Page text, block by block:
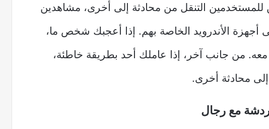
التنقل من محادثة إلى أخرى، مشاهدين
أجهزة الأندرويد الخاصة بهم. إذا أعجبك شخص ما،
من جانب آخر، إذا عاملك أحد بطريقة خاطئة،
إلى محادثة أخرى.
مع رجال